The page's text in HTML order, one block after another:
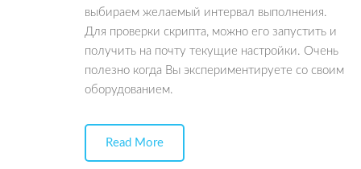
выбираем желаемый интервал выполнения.
Для проверки скрипта, можно его запустить и
получить на почту текущие настройки. Очень
полезно когда Вы экспериментируете со своим
оборудованием.
Read More